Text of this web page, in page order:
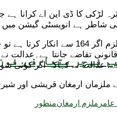
فیچر متعارف،
لڑکی کا ڈی این اے
شاطر ہے انویسٹی گیشن
ارمغان کے وکیل کا کہنا
تقاضے جانتا
عدالت نے کہاکہ اگر کوئی
کے جسمانی ریمانڈ میں 5 دن کی توسیع کرتے ہوئے
ملزم ارمغانمنظور